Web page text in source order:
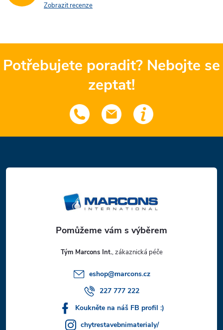
Zobrazit recenze
Potřebujete poradit? Nebojte se
zeptat!
á
Tým Marcons Int.
eshop@marcons.cz
227 777 222
Koukněte na náš FB profil :)
chytrestavebnimaterialy/